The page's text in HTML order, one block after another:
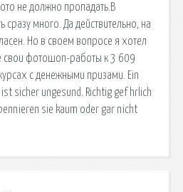
не должно пропадать.В
много. Да действительно, на
Но в своем вопросе я хотел
свои фотошоп-работы к 3 609
с денежными призами. Ein
sicher ungesund. Richtig gef hrlich
sie kaum oder gar nicht